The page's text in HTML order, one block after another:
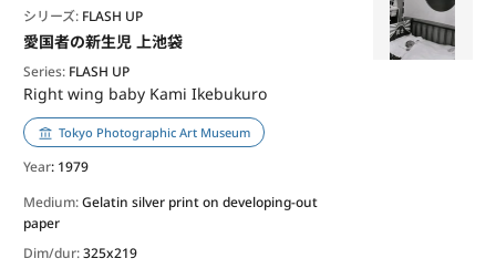
愛国者の新生児 上池袋
シリーズ: FLASH UP
Right wing baby Kami Ikebukuro
Series: FLASH UP
Tokyo Photographic Art Museum
Year: 1979
Medium:Gelatin silver print on developing-out
paper
Dim/dur:325x219